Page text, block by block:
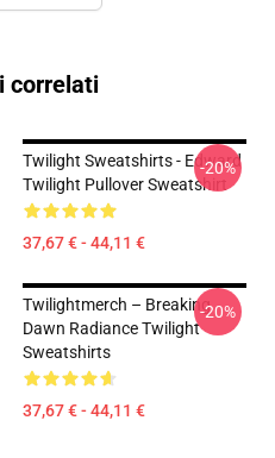
correlati
Twilight Sweatshirts - Edward
Twilight Pullover Sweatshirt
37,67 € - 44,11 €
-20%
Twilightmerch – Breaking
Dawn Radiance Twilight
Sweatshirts
37,67 € - 44,11 €
-20%